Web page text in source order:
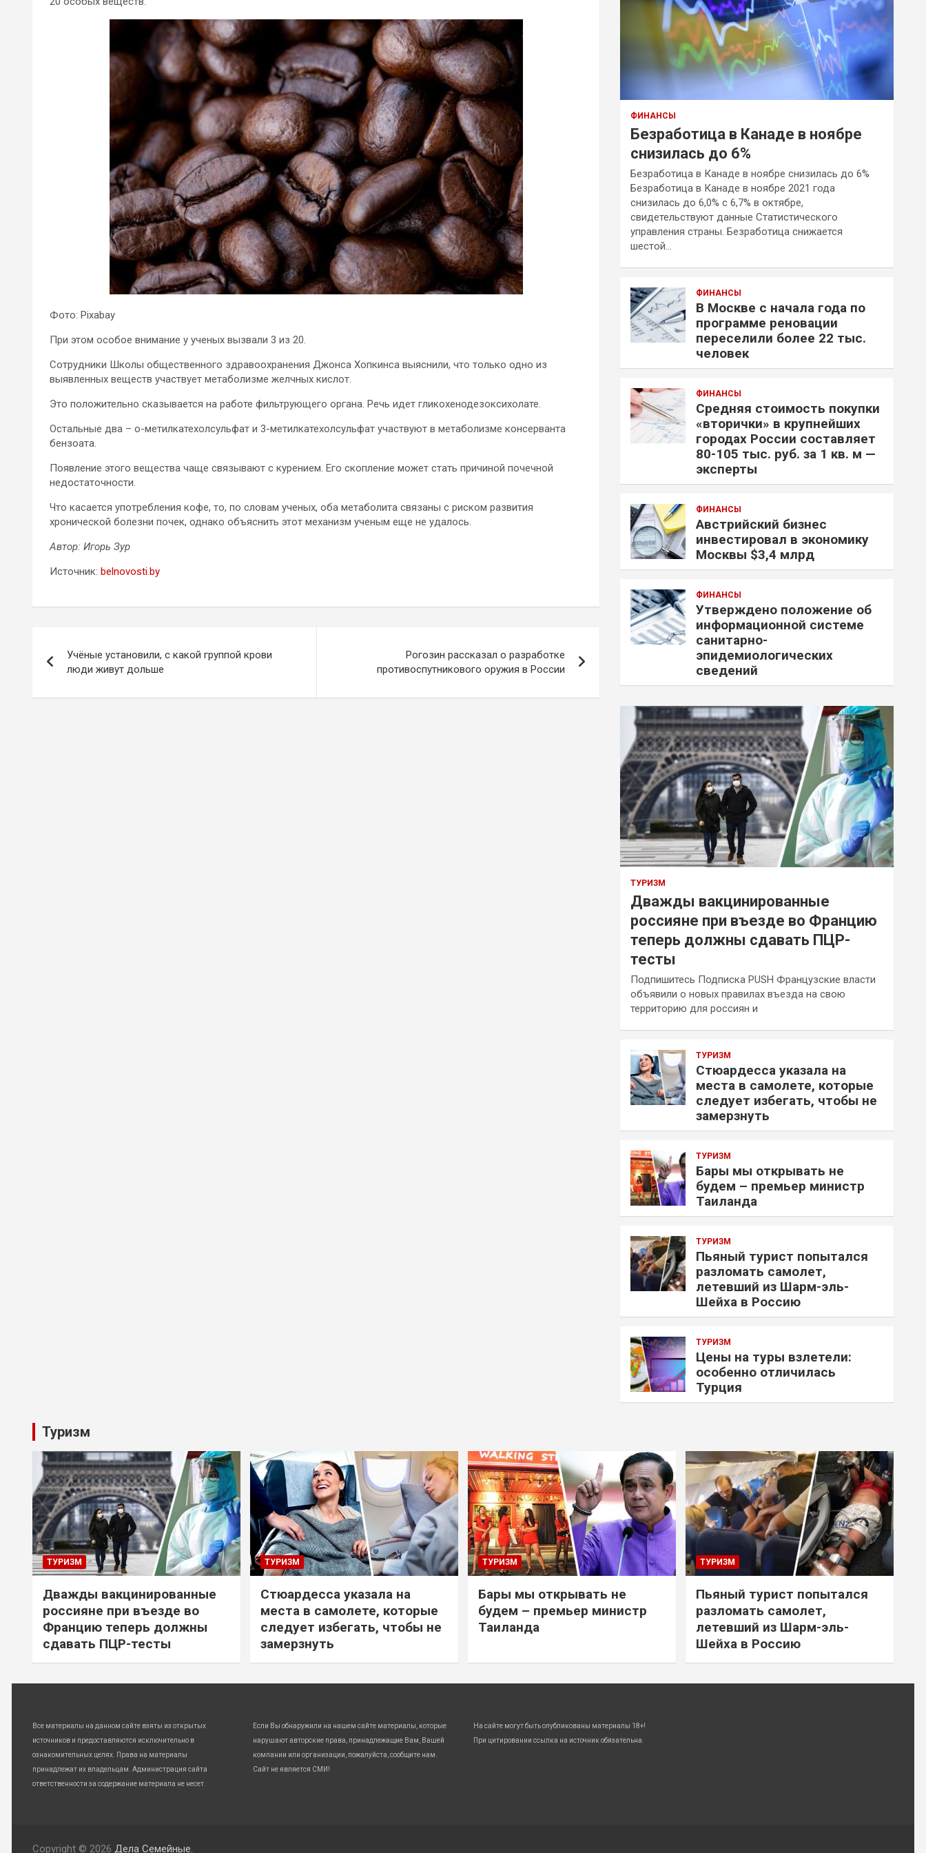
Фото: Pixabay
При этом особое внимание у ученых вызвали 3 из 20.
Сотрудники Школы общественного здравоохранения Джонса Хопкинса выяснили, что только одно из
выявленных веществ участвует метаболизме желчных кислот.
Это положительно сказывается на работе фильтрующего органа. Речь идет гликохенодезоксихолате.
Остальные два – о-метилкатехолсульфат и 3-метилкатехолсульфат участвуют в метаболизме консерванта
бензоата.
Появление этого вещества чаще связывают с курением. Его скопление может стать причиной почечной
недостаточности.
Что касается употребления кофе, то, по словам ученых, оба метаболита связаны с риском развития
хронической болезни почек, однако объяснить этот механизм ученым еще не удалось.
Автор: Игорь Зур
Источник: belnovosti.by
по
записям
Учёные установили, с какой группой крови
люди живут дольше
Рогозин рассказал о разработке
противоспутникового оружия в России
ФИНАНСЫ
Безработица в Канаде в ноябре
снизилась до 6%
Безработица в Канаде в ноябре снизилась до 6%
Безработица в Канаде в ноябре 2021 года
снизилась до 6,0% с 6,7% в октябре,
свидетельствуют данные Статистического
управления страны. Безработица снижается
шестой…
ФИНАНСЫ
В Москве с начала года по
программе реновации
переселили более 22 тыс.
человек
ФИНАНСЫ
Средняя стоимость покупки
«вторички» в крупнейших
городах России составляет
80-105 тыс. руб. за 1 кв. м —
эксперты
ФИНАНСЫ
Австрийский бизнес
инвестировал в экономику
Москвы $3,4 млрд
ФИНАНСЫ
Утверждено положение об
информационной системе
санитарно-
эпидемиологических
сведений
ТУРИЗМ
Дважды вакцинированные
россияне при въезде во Францию
теперь должны сдавать ПЦР-
тесты
Подпишитесь Подписка PUSH Французские власти
объявили о новых правилах въезда на свою
территорию для россиян и
ТУРИЗМ
Стюардесса указала на
места в самолете, которые
следует избегать, чтобы не
замерзнуть
ТУРИЗМ
Бары мы открывать не
будем – премьер министр
Таиланда
ТУРИЗМ
Пьяный турист попытался
разломать самолет,
летевший из Шарм-эль-
Шейха в Россию
ТУРИЗМ
Цены на туры взлетели:
особенно отличилась
Турция
Туризм
ТУРИЗМ
Дважды вакцинированные
россияне при въезде во
Францию теперь должны
сдавать ПЦР-тесты
ТУРИЗМ
Стюардесса указала на
места в самолете, которые
следует избегать, чтобы не
замерзнуть
ТУРИЗМ
Бары мы открывать не
будем – премьер министр
Таиланда
ТУРИЗМ
Пьяный турист попытался
разломать самолет,
летевший из Шарм-эль-
Шейха в Россию
Все материалы на данном сайте взяты из открытых
источников и предоставляются исключительно в
ознакомительных целях. Права на материалы
принадлежат их владельцам. Администрация сайта
ответственности за содержание материала не несет.
Если Вы обнаружили на нашем сайте материалы, которые
нарушают авторские права, принадлежащие Вам, Вашей
компании или организации, пожалуйста, сообщите нам.
Сайт не является СМИ!
На сайте могут быть опубликованы материалы 18+!
При цитировании ссылка на источник обязательна.
Copyright © 2026 Дела Семейные.